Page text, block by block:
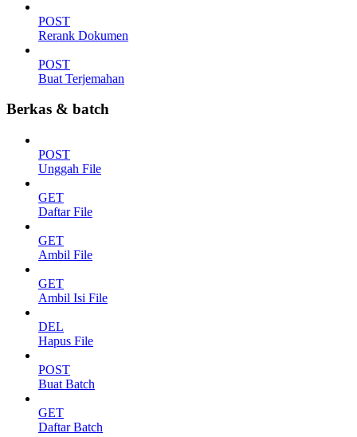
POST
Rerank Dokumen
POST
Buat Terjemahan
Berkas & batch
POST
Unggah File
GET
Daftar File
GET
Ambil File
GET
Ambil Isi File
DEL
Hapus File
POST
Buat Batch
GET
Daftar Batch